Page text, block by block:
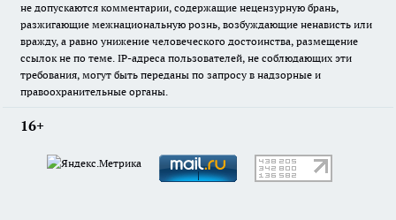
не допускаются комментарии, содержащие нецензурную брань,
разжигающие межнациональную рознь, возбуждающие ненависть или
вражду, а равно унижение человеческого достоинства, размещение
ссылок не по теме. IP-адреса пользователей, не соблюдающих эти
требования, могут быть переданы по запросу в надзорные и
правоохранительные органы.
16+